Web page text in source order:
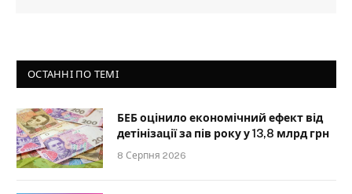
ОСТАННІ ПО ТЕМІ
БЕБ оцінило економічний ефект від
детінізації за пів року у 13,8 млрд грн
8 Серпня 2026